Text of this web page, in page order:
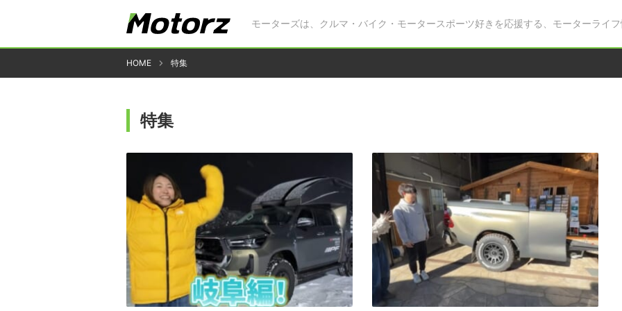
モーターズは、クルマ・バイク・モータースポーツ好きを応援する、モーターライフ
HOME 特集
特集